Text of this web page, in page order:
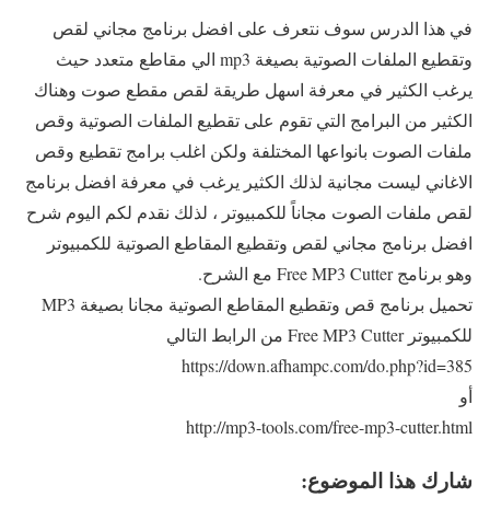
في هذا الدرس سوف نتعرف على افضل برنامج مجاني لقص
وتقطيع الملفات الصوتية بصيغة mp3 الي مقاطع متعدد حيث
يرغب الكثير في معرفة اسهل طريقة لقص مقطع صوت وهناك
الكثير من البرامج التي تقوم على تقطيع الملفات الصوتية وقص
ملفات الصوت بانواعها المختلفة ولكن اغلب برامج تقطيع وقص
الاغاني ليست مجانية لذلك الكثير يرغب في معرفة افضل برنامج
لقص ملفات الصوت مجاناً للكمبيوتر ، لذلك نقدم لكم اليوم شرح
افضل برنامج مجاني لقص وتقطيع المقاطع الصوتية للكمبيوتر
وهو برنامج Free MP3 Cutter مع الشرح.
تحميل برنامج قص وتقطيع المقاطع الصوتية مجانا بصيغة MP3
للكمبيوتر Free MP3 Cutter من الرابط التالي
https://down.afhampc.com/do.php?id=385
أو
http://mp3-tools.com/free-mp3-cutter.html
شارك هذا الموضوع: